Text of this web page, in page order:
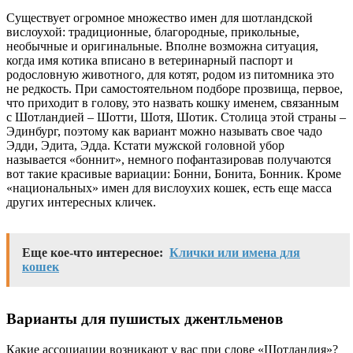
Существует огромное множество имен для шотландской
вислоухой: традиционные, благородные, прикольные,
необычные и оригинальные. Вполне возможна ситуация,
когда имя котика вписано в ветеринарный паспорт и
родословную животного, для котят, родом из питомника это
не редкость. При самостоятельном подборе прозвища, первое,
что приходит в голову, это назвать кошку именем, связанным
с Шотландией – Шотти, Шотя, Шотик. Столица этой страны –
Эдинбург, поэтому как вариант можно называть свое чадо
Эдди, Эдита, Эдда. Кстати мужской головной убор
называется «боннит», немного пофантазировав получаются
вот такие красивые вариации: Бонни, Бонита, Бонник. Кроме
«национальных» имен для вислоухих кошек, есть еще масса
других интересных кличек.
Еще кое-что интересное: Клички или имена для
кошек
Варианты для пушистых джентльменов
Какие ассоциации возникают у вас при слове «Шотландия»?